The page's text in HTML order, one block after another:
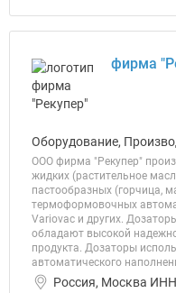
фирма
Оборудование,
ООО фирма "Рекупер"
жидких (растительное
пастообразных (горчица,
термоформовочных
Variovac и других.
обладают высокой
продукта. Дозаторы
автоматического
Россия, Москва